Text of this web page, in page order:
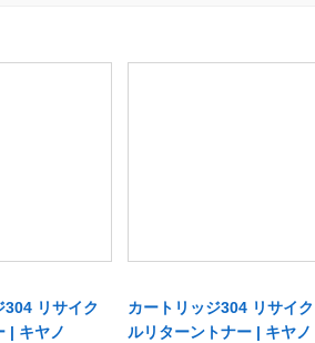
304 リサイク
| キヤノ
カートリッジ304 リサイク
ルリターントナー | キヤノ